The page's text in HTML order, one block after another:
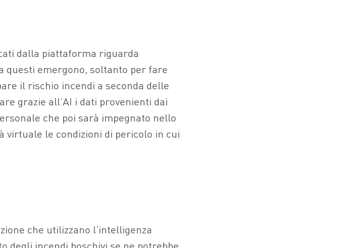
dalla piattaforma riguarda
questi emergono, soltanto per fare
il rischio incendi a seconda delle
grazie all’AI i dati provenienti dai
che poi sarà impegnato nello
le condizioni di pericolo in cui
che utilizzano l’intelligenza